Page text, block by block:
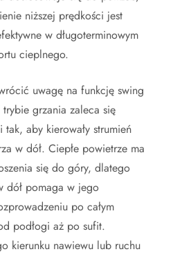
niższej prędkości jest
w długoterminowym
cieplnego.
uwagę na funkcję swing
grzania zaleca się
tak, aby kierowały strumień
w dół. Ciepłe powietrze ma
się do góry, dlatego
dół pomaga w jego
po całym
podłogi aż po sufit.
kierunku nawiewu lub ruchu